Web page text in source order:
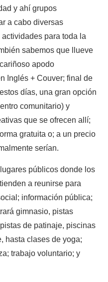
y ahí grupos
a cabo diversas
para toda la
sabemos que llueve
apodo
Inglés + Couver; final de
días, una gran opción
comunitario) y
que se ofrecen allí;
gratuita o; a un precio
serían.
públicos donde los
a reunirse para
información pública;
gimnasio, pistas
de patinaje, piscinas
hasta clases de yoga;
trabajo voluntario; y